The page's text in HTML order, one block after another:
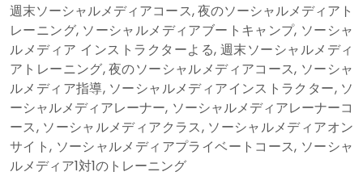
週末ソーシャルメディアコース, 夜のソーシャルメディアト
レーニング, ソーシャルメディアブートキャンプ, ソーシャ
ルメディア インストラクターよる, 週末ソーシャルメディ
アトレーニング, 夜のソーシャルメディアコース, ソーシャ
ルメディア指導, ソーシャルメディアインストラクター, ソ
ーシャルメディアレーナー, ソーシャルメディアレーナーコ
ース, ソーシャルメディアクラス, ソーシャルメディアオン
サイト, ソーシャルメディアプライベートコース, ソーシャ
ルメディア1対1のトレーニング